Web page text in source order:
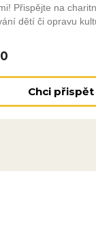
Přispějte na
dětí či opravu
Chci přispět